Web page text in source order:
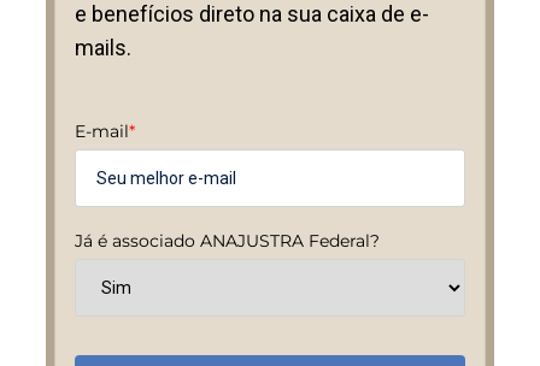
e benefícios direto na sua caixa de e-
mails.
E-mail*
Já é associado ANAJUSTRA Federal?